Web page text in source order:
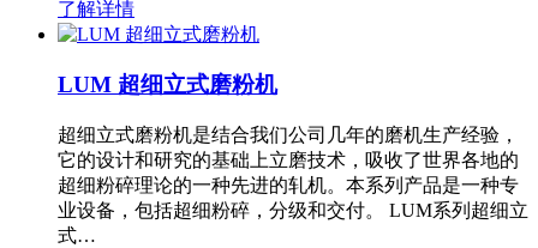
了解详情
LUM 超细立式磨粉机
超细立式磨粉机是结合我们公司几年的磨机生产经验，
它的设计和研究的基础上立磨技术，吸收了世界各地的
超细粉碎理论的一种先进的轧机。本系列产品是一种专
业设备，包括超细粉碎，分级和交付。 LUM系列超细立
式…